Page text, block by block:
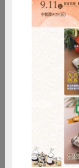
產品說明
調理方式
雞蛋